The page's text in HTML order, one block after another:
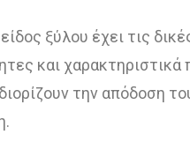
ξύλου έχει τις
και χαρακτηριστικά
την απόδοση